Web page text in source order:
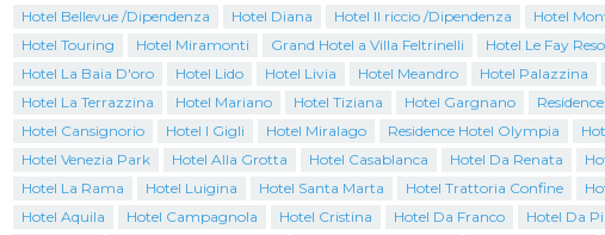
Hotel Bellevue /Dipendenza
Hotel Diana Hotel Il riccio /Dipendenza
Hotel
Hotel Touring
Hotel Miramonti Grand Hotel a Villa Feltrinelli
Hotel Le Fay
Hotel La Baia D'oro
Hotel Lido Hotel Livia Hotel Meandro
Hotel Palazzina
Hotel La Terrazzina
Hotel Mariano Hotel Tiziana Hotel Gargnano
Hotel Cansignorio
Hotel I Gigli Hotel Miralago Residence Hotel Olympia
Hotel Venezia Park
Hotel Alla Grotta Hotel Casablanca Hotel Da Renata
Hotel La Rama
Hotel Luigina Hotel Santa Marta Hotel Trattoria Confine
Hotel Aquila
Hotel Campagnola Hotel Cristina Hotel Da Franco
Hotel Da